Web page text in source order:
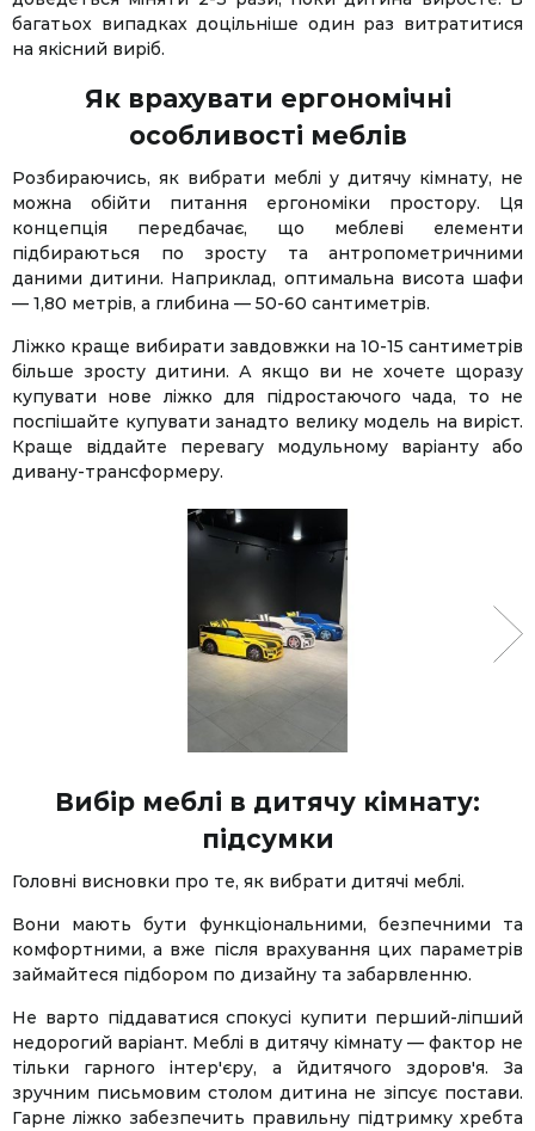
багатьох випадках доцільніше один раз витратитися
на якісний виріб.
Як врахувати ергономічні
особливості меблів
Розбираючись, як вибрати меблі у дитячу кімнату, не
можна обійти питання ергономіки простору. Ця
концепція передбачає, що меблеві елементи
підбираються по зросту та антропометричними
даними дитини. Наприклад, оптимальна висота шафи
— 1,80 метрів, а глибина — 50-60 сантиметрів.
Ліжко краще вибирати завдовжки на 10-15 сантиметрів
більше зросту дитини. А якщо ви не хочете щоразу
купувати нове ліжко для підростаючого чада, то не
поспішайте купувати занадто велику модель на виріст.
Краще віддайте перевагу модульному варіанту або
дивану-трансформеру.
Вибір меблі в дитячу кімнату:
підсумки
Головні висновки про те, як вибрати дитячі меблі.
Вони мають бути функціональними, безпечними та
комфортними, а вже після врахування цих параметрів
займайтеся підбором по дизайну та забарвленню.
Не варто піддаватися спокусі купити перший-ліпший
недорогий варіант. Меблі в дитячу кімнату — фактор не
тільки гарного інтер'єру, а йдитячого здоров'я. За
зручним письмовим столом дитина не зіпсує постави.
Гарне ліжко забезпечить правильну підтримку хребта